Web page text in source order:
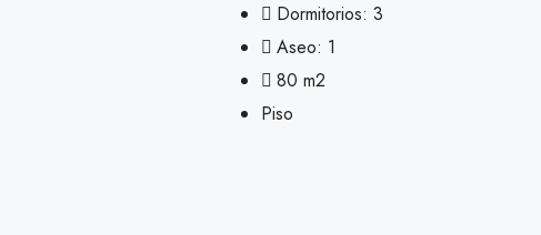
Dormitorios: 3
Aseo: 1
80 m2
Piso